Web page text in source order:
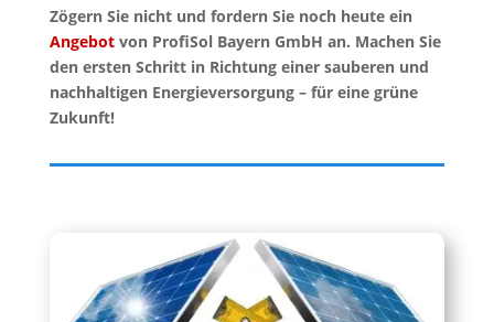
Zögern Sie nicht und fordern Sie noch heute ein
Angebotvon ProfiSol Bayern GmbH an. Machen Sie
den ersten Schritt in Richtung einer sauberen und
nachhaltigen Energieversorgung – für eine grüne
Zukunft!